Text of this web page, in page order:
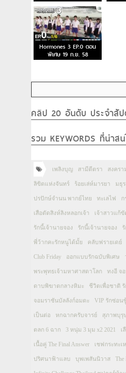
Hormones 3 EP.0 ตอน
พิเศษ 19 ก.ย. 58
คลิป 20 อันดับ ประจำสัป
รวม KEYWORDS ที่น่าส
เพลิงบุญ สามีตีตรา สงคร
ลิขิตแห่งจันทร์ ร้อยเล่ห์มารยา มธุ
ปรปักษ์จำนน พากย์ไทย ทะเลไฟ ก
เสือตัดสิงห์ลิงหลอกเจ้า เจ้าสาวแก้ขั
รักนี้เจ้านายจอง รักนี้เจ้านายจอง
พี่ว้ากคะรักหนูได้มั้ย คลับฟรายเดย์
Club Friday ออกแบบรักฉบับพิเศษ
พระพุทธเจ้ามหาศาสดาโลก ทงอี จ
ดาบพิฆาตกลางหิมะ ชีวิตเพื่อชาติ รั
จอมราชันบัลลังก์อมตะ VIP รักซ่อน
เป็นต่อ หกฉากครับจารย์ สุภาพบุรุ
ตลก 6 ฉาก 3 หนุ่ม 3 มุม x2 2021 เ
เนื้อคู่ The Final Answer เชฟกระทะเ
ปริศนาฟ้าแลบ บุพเพสันนิวาส The